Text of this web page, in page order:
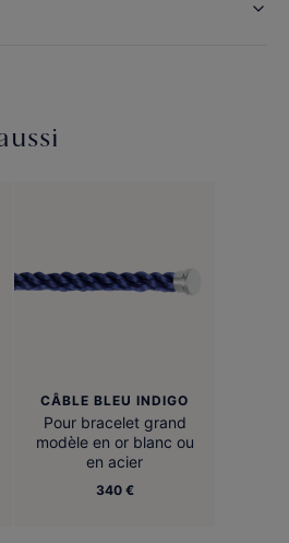
CÂBLE BLEU INDIGO
Pour bracelet grand
modèle en or blanc ou
en acier
340 €